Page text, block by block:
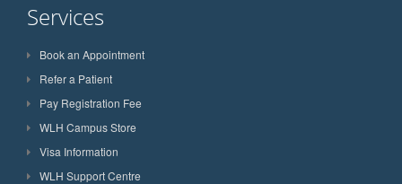
Services
Book an Appointment
Refer a Patient
Pay Registration Fee
WLH Campus Store
Visa Information
WLH Support Centre